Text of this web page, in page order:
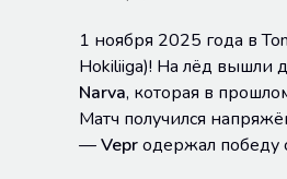
1 ноября 2025 года в
Hokiliiga)! На лёд вышли
Narva, которая в
Матч получился
—Veprодержал победу